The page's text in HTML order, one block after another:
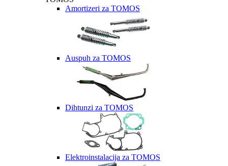
Amortizeri za TOMOS
Auspuh za TOMOS
Dihtunzi za TOMOS
Elektroinstalacija za TOMOS